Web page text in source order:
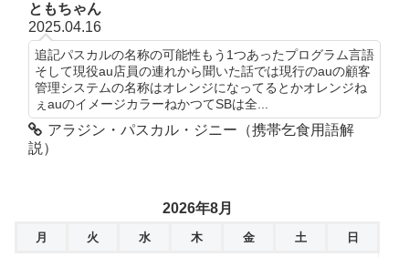
ともちゃん
2025.04.16
追記パスカルの名称の可能性もう1つあったプログラム言語
そして現役au店員の連れから聞いた話では現行のauの顧客
管理システムの名称はオレンジになってるとかオレンジね
ぇauのイメージカラーねかつてSBは全...
アラジン・パスカル・ジニー（携帯乞食用語解
説）
2026年8月
月 火 水 木 金 土
日